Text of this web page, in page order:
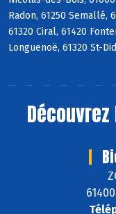
Radon, 61250 Semallé,
61320 Ciral, 61420
Longuenoë, 61320 St-
Découvrez